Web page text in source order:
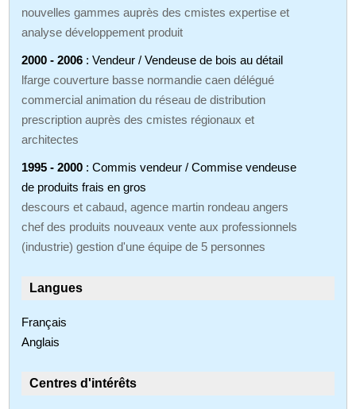
nouvelles gammes auprès des cmistes expertise et
analyse développement produit
2000 - 2006 : Vendeur / Vendeuse de bois au détail
lfarge couverture basse normandie caen délégué
commercial animation du réseau de distribution
prescription auprès des cmistes régionaux et
architectes
1995 - 2000 : Commis vendeur / Commise vendeuse
de produits frais en gros
descours et cabaud, agence martin rondeau angers
chef des produits nouveaux vente aux professionnels
(industrie) gestion d'une équipe de 5 personnes
Langues
Français
Anglais
Centres d'intérêts